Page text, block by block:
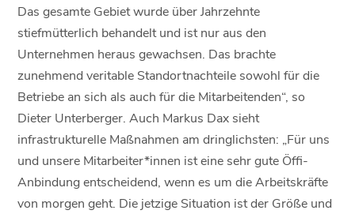
Das gesamte Gebiet wurde über Jahrzehnte
stiefmütterlich behandelt und ist nur aus den
Unternehmen heraus gewachsen. Das brachte
zunehmend veritable Standortnachteile sowohl für die
Betriebe an sich als auch für die Mitarbeitenden“, so
Dieter Unterberger. Auch Markus Dax sieht
infrastrukturelle Maßnahmen am dringlichsten: „Für uns
und unsere Mitarbeiter*innen ist eine sehr gute Öffi-
Anbindung entscheidend, wenn es um die Arbeitskräfte
von morgen geht. Die jetzige Situation ist der Größe und